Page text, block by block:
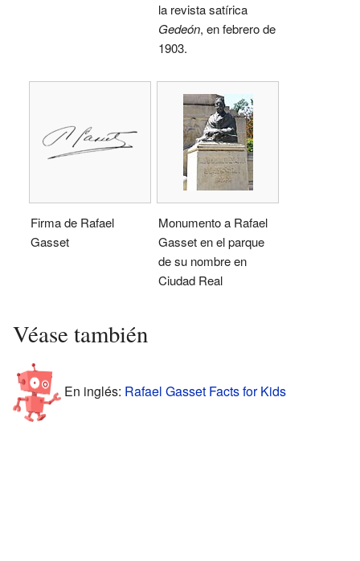
la revista satírica
Gedeón, en febrero de
1903.
Firma de Rafael
Gasset
Monumento a Rafael
Gasset en el parque
de su nombre en
Ciudad Real
Véase también
En inglés: Rafael Gasset Facts for Kids